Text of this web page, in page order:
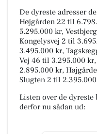
De dyreste adresser
Højgården 22 til
5.295.000 kr,
Kongelysvej 2 til
3.495.000 kr,
Vej 46 til 3.295.000
2.895.000 kr,
Slugten 2 til
Listen over de
derfor nu sådan ud: